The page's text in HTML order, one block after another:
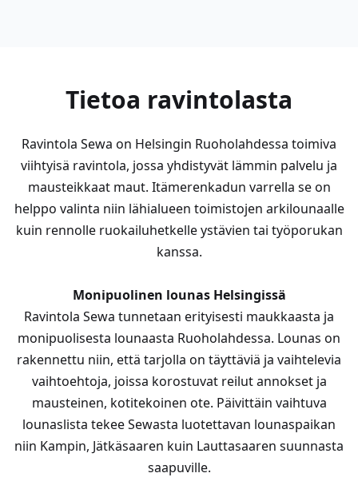
Tietoa ravintolasta
Ravintola Sewa on Helsingin Ruoholahdessa toimiva
viihtyisä ravintola, jossa yhdistyvät lämmin palvelu ja
mausteikkaat maut. Itämerenkadun varrella se on
helppo valinta niin lähialueen toimistojen arkilounaalle
kuin rennolle ruokailuhetkelle ystävien tai työporukan
kanssa.
Monipuolinen lounas Helsingissä
Ravintola Sewa tunnetaan erityisesti maukkaasta ja
monipuolisesta lounaasta Ruoholahdessa. Lounas on
rakennettu niin, että tarjolla on täyttäviä ja vaihtelevia
vaihtoehtoja, joissa korostuvat reilut annokset ja
mausteinen, kotitekoinen ote. Päivittäin vaihtuva
lounaslista tekee Sewasta luotettavan lounaspaikan
niin Kampin, Jätkäsaaren kuin Lauttasaaren suunnasta
saapuville.